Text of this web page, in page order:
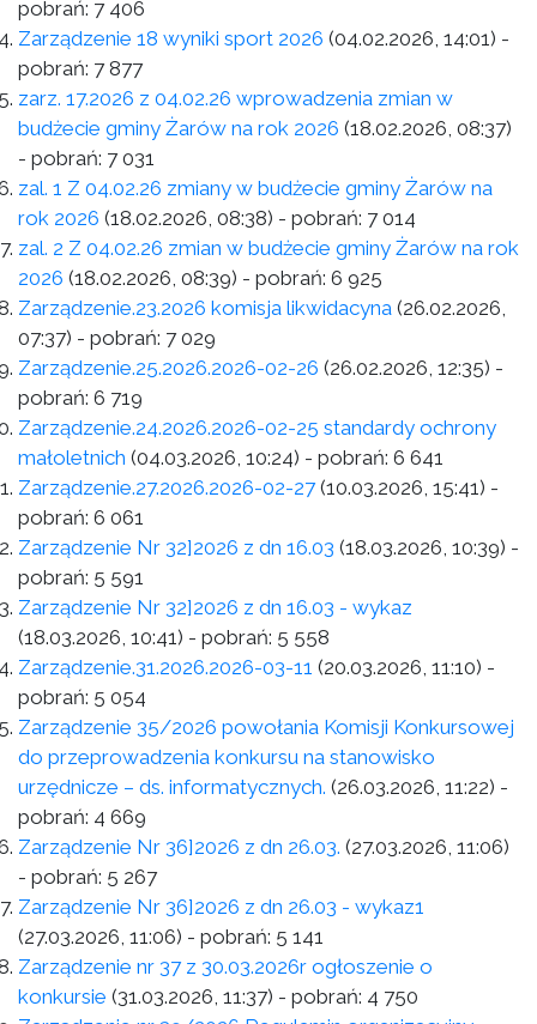
pobrań: 7 406
Zarządzenie 18 wyniki sport 2026 (04.02.2026, 14:01) -
pobrań: 7 877
zarz. 17.2026 z 04.02.26 wprowadzenia zmian w
budżecie gminy Żarów na rok 2026 (18.02.2026, 08:37)
- pobrań: 7 031
zal. 1 Z 04.02.26 zmiany w budżecie gminy Żarów na
rok 2026 (18.02.2026, 08:38) - pobrań: 7 014
zal. 2 Z 04.02.26 zmian w budżecie gminy Żarów na rok
2026 (18.02.2026, 08:39) - pobrań: 6 925
Zarządzenie.23.2026 komisja likwidacyna (26.02.2026,
07:37) - pobrań: 7 029
Zarządzenie.25.2026.2026-02-26 (26.02.2026, 12:35) -
pobrań: 6 719
Zarządzenie.24.2026.2026-02-25 standardy ochrony
małoletnich (04.03.2026, 10:24) - pobrań: 6 641
Zarządzenie.27.2026.2026-02-27 (10.03.2026, 15:41) -
pobrań: 6 061
Zarządzenie Nr 32]2026 z dn 16.03 (18.03.2026, 10:39) -
pobrań: 5 591
Zarządzenie Nr 32]2026 z dn 16.03 - wykaz
(18.03.2026, 10:41) - pobrań: 5 558
Zarządzenie.31.2026.2026-03-11 (20.03.2026, 11:10) -
pobrań: 5 054
Zarządzenie 35/2026 powołania Komisji Konkursowej
do przeprowadzenia konkursu na stanowisko
urzędnicze – ds. informatycznych. (26.03.2026, 11:22) -
pobrań: 4 669
Zarządzenie Nr 36]2026 z dn 26.03. (27.03.2026, 11:06)
- pobrań: 5 267
Zarządzenie Nr 36]2026 z dn 26.03 - wykaz1
(27.03.2026, 11:06) - pobrań: 5 141
Zarządzenie nr 37 z 30.03.2026r ogłoszenie o
konkursie (31.03.2026, 11:37) - pobrań: 4 750